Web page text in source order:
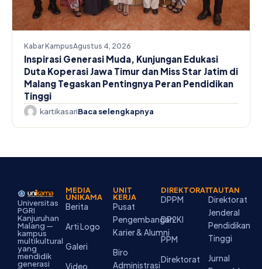
Kabar KampusAgustus 4, 2026
Inspirasi Generasi Muda, Kunjungan Edukasi
Duta Koperasi Jawa Timur dan Miss Star Jatim di
Malang Tegaskan Pentingnya Peran Pendidikan
Tinggi
kartikasariBaca selengkapnya
Universitas
PGRI
Kanjuruhan
Malang —
kampus
multikultural
yang
mendidik
generasi
MEDIA
UNIKAMA
Berita
Arti Logo
Galeri
Video
UNIT
KERJA
Pusat
Pengembangan
Karier & Alumni
Biro
Administrasi
DIREKTORAT
DPPM
DP2KI
PPM
Direktorat
TAUTAN
Direktorat
Jenderal
Pendidikan
Tinggi
Jurnal